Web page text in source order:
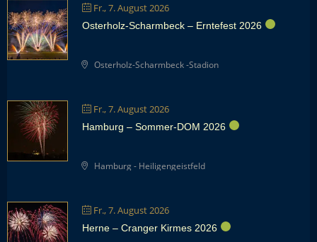
Fr., 7. August 2026
Osterholz-Scharmbeck – Erntefest 2026
Osterholz-Scharmbeck -Stadion
Fr., 7. August 2026
Hamburg – Sommer-DOM 2026
Hamburg - Heiligengeistfeld
Fr., 7. August 2026
Herne – Cranger Kirmes 2026